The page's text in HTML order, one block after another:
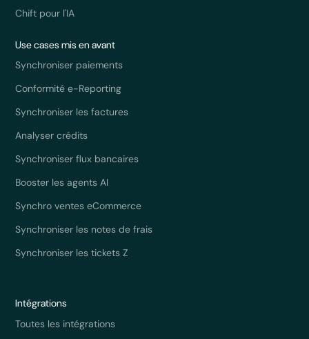
Chift pour l'IA
Use cases mis en avant
Synchroniser paiements
Conformité e-Reporting
Synchroniser les factures
Analyser crédits
Synchroniser flux bancaires
Booster les agents AI
Synchro ventes eCommerce
Synchroniser les notes de frais
Synchroniser les tickets Z
Intégrations
Toutes les intégrations